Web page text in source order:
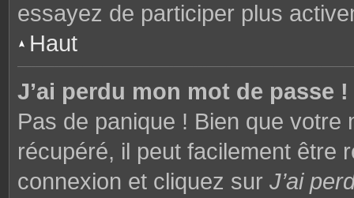
essayez de participer plus
Haut
J’ai perdu mon mot de passe !
Pas de panique ! Bien que
récupéré, il peut facilement être
connexion et cliquez sur J’ai